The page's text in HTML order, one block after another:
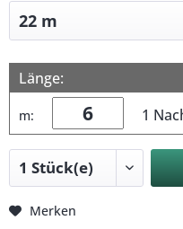
Länge:
m: 1
Merken